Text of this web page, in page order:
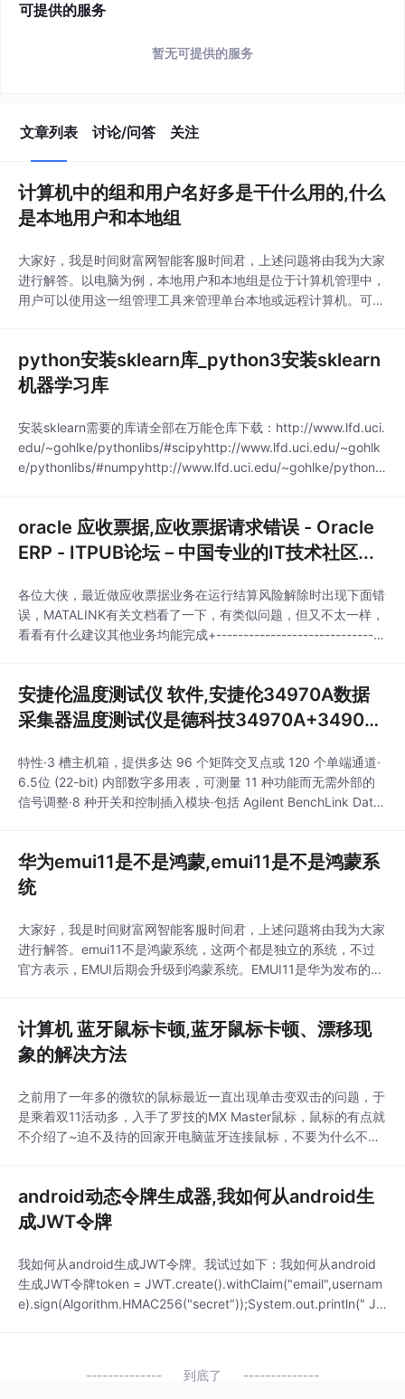
可提供的服务
暂无可提供的服务
文章列表 讨论/问答 关注
计算机中的组和用户名好多是干什么用的,什么
是本地用户和本地组
大家好，我是时间财富网智能客服时间君，上述问题将由我为大家
进行解答。以电脑为例，本地用户和本地组是位于计算机管理中，
用户可以使用这一组管理工具来管理单台本地或远程计算机。可以
利。本地用户和组 Microsoft 管理控制台 (MMC) 管理单元中的用
户文件夹显示默认的用户账户以及您创建的
python安装sklearn库_python3安装sklearn
机器学习库
安装sklearn需要的库请全部在万能仓库下载：http://www.lfd.uci.
edu/~gohlke/pythonlibs/#scipyhttp://www.lfd.uci.edu/~gohlk
e/pythonlibs/#numpyhttp://www.lfd.uci.edu/~gohlke/pythonli
oracle 应收票据,应收票据请求错误 - Oracle
ERP - ITPUB论坛－中国专业的IT技术社区...
各位大侠，最近做应收票据业务在运行结算风险解除时出现下面错
误，MATALINK有关文档看了一下，有类似问题，但又不太一样，
看看有什么建议其他业务均能完成+-------------------------------
安捷伦温度测试仪 软件,安捷伦34970A数据
采集器温度测试仪是德科技34970A+34901A
特性·3 槽主机箱，提供多达 96 个矩阵交叉点或 120 个单端通道·
6.5位 (22-bit) 内部数字多用表，可测量 11 种功能而无需外部的
信号调整·8 种开关和控制插入模块·包括 Agilent BenchLink Data
度功能·监视器显示模
华为emui11是不是鸿蒙,emui11是不是鸿蒙系
统
大家好，我是时间财富网智能客服时间君，上述问题将由我为大家
进行解答。emui11不是鸿蒙系统，这两个都是独立的系统，不过
官方表示，EMUI后期会升级到鸿蒙系统。EMUI11是华为发布的一
创新全场景应用，可实现多屏互动。搭载了鸿蒙OS核心的分布式
技术，不再只局限于手机
计算机 蓝牙鼠标卡顿,蓝牙鼠标卡顿、漂移现
象的解决方法
之前用了一年多的微软的鼠标最近一直出现单击变双击的问题，于
是乘着双11活动多，入手了罗技的MX Master鼠标，鼠标的有点就
不介绍了~迫不及待的回家开电脑蓝牙连接鼠标，不要为什么不用
尼……咦？！怎么感觉鼠标有点卡顿有点漂移啊？！这大几百块的
鼠标不应该啊？而且电脑也不卡啊~试了关闭省电
android动态令牌生成器,我如何从android生
成JWT令牌
我如何从android生成JWT令牌。我试过如下：我如何从android
生成JWT令牌token = JWT.create().withClaim("email",usernam
e).sign(Algorithm.HMAC256("secret"));System.out.println(" J
到底了